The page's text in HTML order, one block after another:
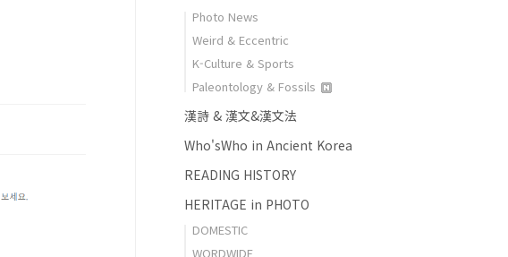
Photo News
Weird & Eccentric
K-Culture & Sports
Paleontology & Fossils
漢詩 & 漢文&漢文法
Who'sWho in Ancient Korea
READING HISTORY
HERITAGE in PHOTO
DOMESTIC
WORDWIDE